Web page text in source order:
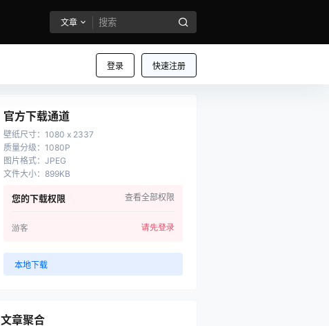
文章
登录 快速注册
官方下载通道
壁纸尺寸： 1080 x 2337
质量分级 ： 1080P
图片格式： JPEG
文件大小： 899KB
您的下载权限 查看全部权限
游客 请先登录
本地下载
文章聚合